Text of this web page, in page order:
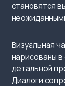
становятся
Визуальная
нарисованы
детальной
Диалоги